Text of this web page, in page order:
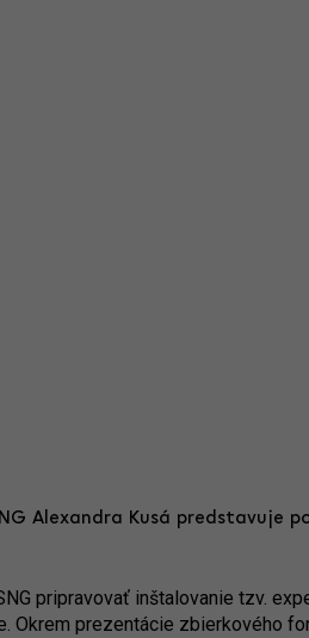
Alexandra Kusá predstavuje
pripravovať inštalovanie tzv.
Okrem prezentácie zbierkového